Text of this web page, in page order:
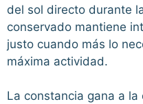
del sol directo durante
conservado mantiene
justo cuando más lo
máxima actividad.
La constancia gana a